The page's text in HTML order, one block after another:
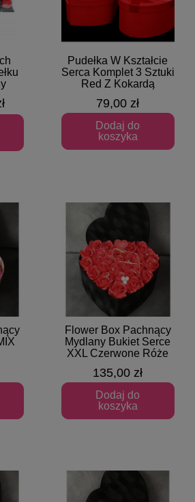
Szybki podgląd
Pudełka W Kształcie
Serca Komplet 3 Sztuki
Red Z Kokardą
79,00 zł
Dodaj do
koszyka
Szybki podgląd
Flower Box Pachnący
Mydlany Bukiet Serce
XXL Czerwone Róże
135,00 zł
Dodaj do
koszyka